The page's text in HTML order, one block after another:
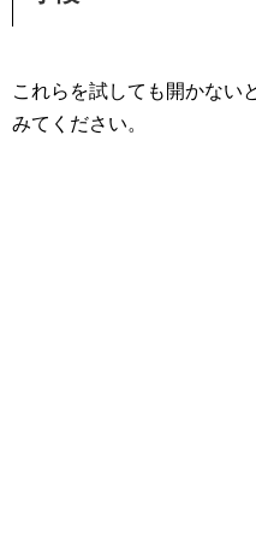
これらを試しても開かない
みてください。